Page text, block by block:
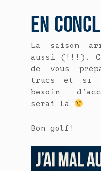
EN
La saison
aussi (!!!).
de vous
trucs et si
besoin
serai là
Bon golf!